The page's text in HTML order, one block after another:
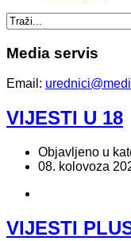
Media servis
Email:
VIJESTI U 18
Objavljeno u
08. kolovoza
VIJESTI